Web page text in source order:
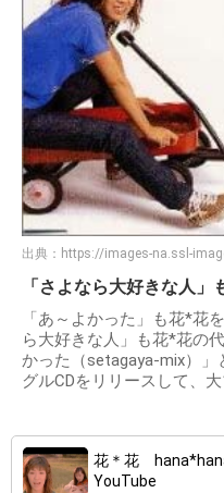
出典： https://images-na.ssl-
「さよなら大好きな人」
「あ～よかった」も花*花
ら大好きな人」も花*花の
かった（setagaya-mix）
グルCDをリリースして、
花＊花
YouTube